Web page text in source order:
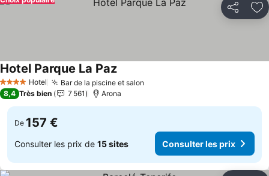
Partager
4 Étoiles Hotel Bar de la piscine et salon
Hotel Parque La Paz
8,4 Très bien 7 561 Arona
De 157 €
Consulter les prix de 15 sites Consulter les prix